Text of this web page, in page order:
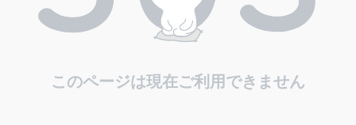
このページは現在ご利用できません